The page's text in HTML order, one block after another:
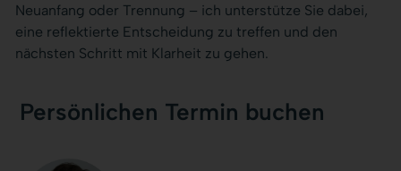
Neuanfang oder Trennung – ich unterstütze Sie dabei,
eine reflektierte Entscheidung zu treffen und den
nächsten Schritt mit Klarheit zu gehen.
Persönlichen Termin buchen